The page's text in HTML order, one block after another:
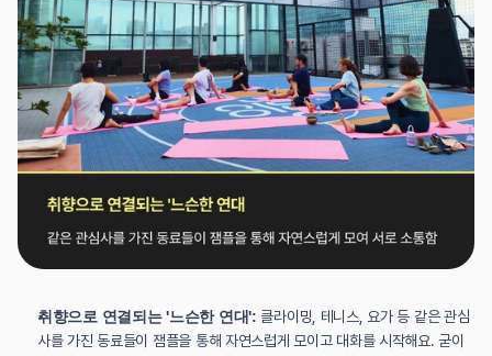
취향으로 연결되는 '느슨한 연대': 클라이밍, 테니스, 요가 등 같은 관심
사를 가진 동료들이 잼플을 통해 자연스럽게 모이고 대화를 시작해요. 굳이